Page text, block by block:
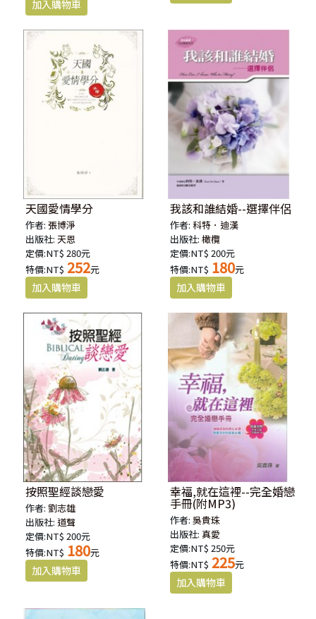
天國愛情學分
作者:張博淨
出版社:天恩
定價:NT$ 280元
特價:NT$ 252元
我該和誰結婚--選擇伴侶
作者:科特．迪漢
出版社:橄欖
定價:NT$ 200元
特價:NT$ 180元
按照聖經談戀愛
作者:劉志雄
出版社:道聲
定價:NT$ 200元
特價:NT$ 180元
幸福,就在這裡--完全婚戀
手冊(附MP3)
作者:吳貴珠
出版社:真愛
定價:NT$ 250元
特價:NT$ 225元